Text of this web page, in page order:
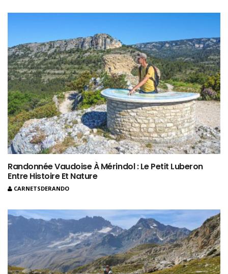
Randonnée Vaudoise À Mérindol : Le Petit Luberon
Entre Histoire Et Nature
CARNETSDERANDO